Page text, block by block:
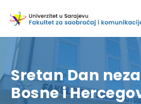
Sretan Dan
Bosne i